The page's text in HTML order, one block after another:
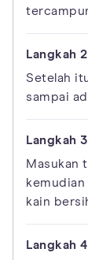
Setelah
sampai
Masukan
kain